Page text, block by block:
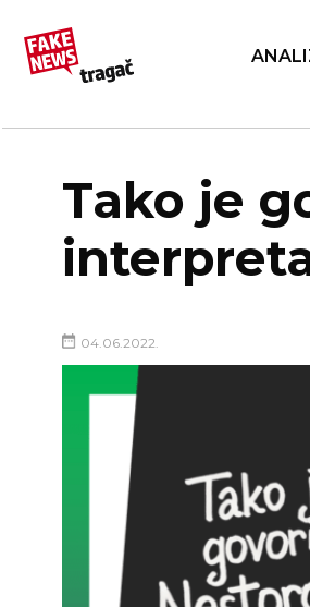
Tako je
04.06.2022.